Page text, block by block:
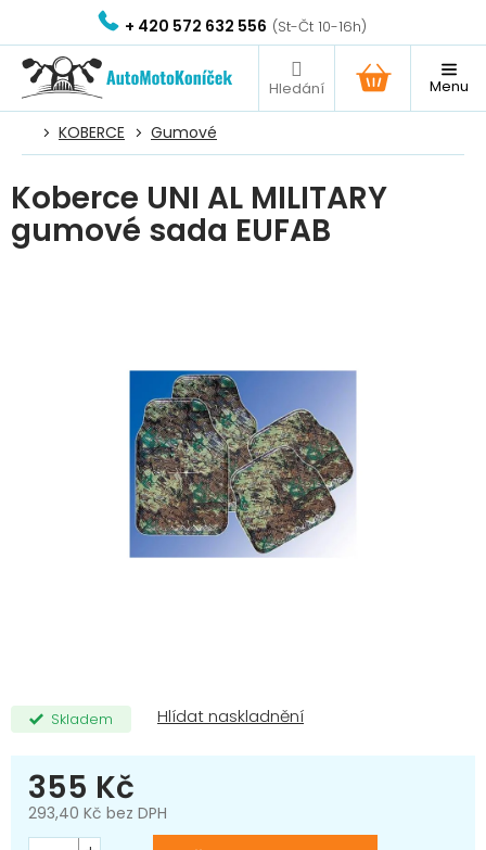
obsah
+ 420 572 632 556
NÁKUPNÍ
KOŠÍK
KOBERCE Gumové
Koberce UNI AL MILITARY
gumové sada EUFAB
Skladem
355 Kč
293,40 Kč bez DPH
Měrná